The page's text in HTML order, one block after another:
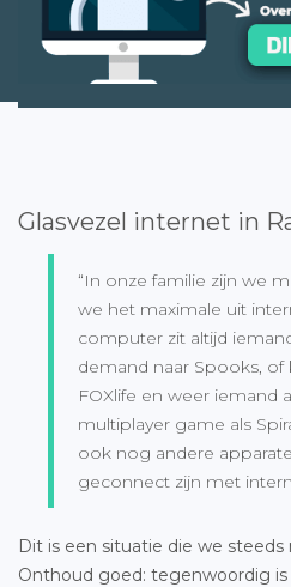
Glasvezel internet in
“In onze familie zijn we
we het maximale uit
computer zit altijd
demand naar Spooks, of
FOXlife en weer iemand
multiplayer game als
ook nog andere
geconnect zijn met
Dit is een situatie die we
Onthoud goed: tegenwoordig is